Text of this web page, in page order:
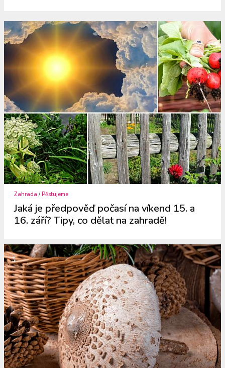
Zahrada / Pěstujeme
Jaká je předpověď počasí na víkend 15. a
16. září? Tipy, co dělat na zahradě!